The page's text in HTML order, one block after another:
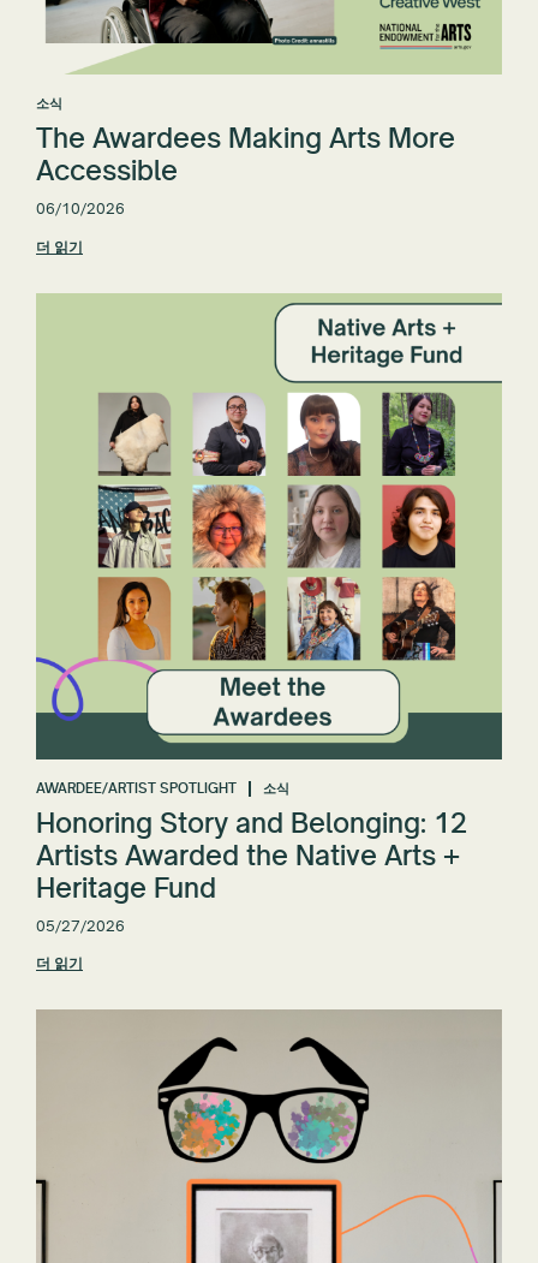
소식
The Awardees Making Arts More
Accessible
06/10/2026
더 읽기
AWARDEE/ARTIST SPOTLIGHT 소식
Honoring Story and Belonging: 12
Artists Awarded the Native Arts +
Heritage Fund
05/27/2026
더 읽기